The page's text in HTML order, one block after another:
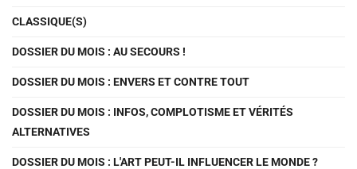
CLASSIQUE(S)
DOSSIER DU MOIS : AU SECOURS !
DOSSIER DU MOIS : ENVERS ET CONTRE TOUT
DOSSIER DU MOIS : INFOS, COMPLOTISME ET VÉRITÉS
ALTERNATIVES
DOSSIER DU MOIS : L'ART PEUT-IL INFLUENCER LE MONDE ?